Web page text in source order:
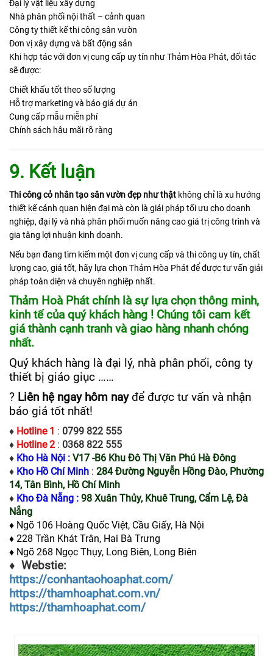
Đại lý vật liệu xây dựng
Nhà phân phối nội thất – cảnh quan
Công ty thiết kế thi công sân vườn
Đơn vị xây dựng và bất động sản
Khi hợp tác với đơn vị cung cấp uy tín như Thảm Hòa Phát, đối tác
sẽ được:
Chiết khấu tốt theo số lượng
Hỗ trợ marketing và báo giá dự án
Cung cấp mẫu miễn phí
Chính sách hậu mãi rõ ràng
9. Kết luận
Thi công cỏ nhân tạo sân vườn đẹp như thật không chỉ là xu hướng
thiết kế cảnh quan hiện đại mà còn là giải pháp tối ưu cho doanh
nghiệp, đại lý và nhà phân phối muốn nâng cao giá trị công trình và
gia tăng lợi nhuận kinh doanh.
Nếu bạn đang tìm kiếm một đơn vị cung cấp và thi công uy tín, chất
lượng cao, giá tốt, hãy lựa chọn Thảm Hòa Phát để được tư vấn giải
pháp toàn diện và chuyên nghiệp nhất.
Thảm Hoà Phát chính là sự lựa chọn thông minh,
kinh tế của quý khách hàng ! Chúng tôi cam kết
giá thành cạnh tranh và giao hàng nhanh chóng
nhất.
Quý khách hàng là đại lý, nhà phân phối, công ty
thiết bị giáo giục ……
? Liên hệ ngay hôm nayđể được tư vấn và nhận
báo giá tốt nhất!
♦ Hotline 1 : 0799 822 555
♦ Hotline 2 : 0368 822 555
♦ Kho Hà Nội : V17 -B6 Khu Đô Thị Văn Phú Hà Đông
♦ Kho Hồ Chí Minh : 284 Đường Nguyễn Hồng Đào, Phường
14, Tân Bình, Hồ Chí Minh
♦ Kho Đà Nẵng : 98 Xuân Thủy, Khuê Trung, Cẩm Lệ, Đà
Nẵng
♦ Ngõ 106 Hoàng Quốc Việt, Cầu Giấy, Hà Nội
♦ 228 Trần Khát Trân, Hai Bà Trưng
♦ Ngõ 268 Ngọc Thụy, Long Biên, Long Biên
♦ Webstie:
https://conhantaohoaphat.com/
https://thamhoaphat.com.vn/
https://thamhoaphat.com/